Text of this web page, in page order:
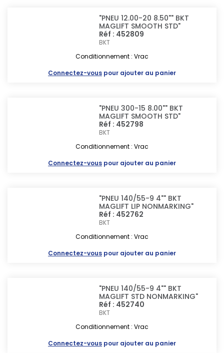
"PNEU 12.00-20 8.50"" BKT
MAGLIFT SMOOTH STD"
Réf : 452809
BKT
Conditionnement : Vrac
Connectez-vous pour ajouter au panier
"PNEU 300-15 8.00"" BKT
MAGLIFT SMOOTH STD"
Réf : 452798
BKT
Conditionnement : Vrac
Connectez-vous pour ajouter au panier
"PNEU 140/55-9 4"" BKT
MAGLIFT LIP NONMARKING"
Réf : 452762
BKT
Conditionnement : Vrac
Connectez-vous pour ajouter au panier
"PNEU 140/55-9 4"" BKT
MAGLIFT STD NONMARKING"
Réf : 452740
BKT
Conditionnement : Vrac
Connectez-vous pour ajouter au panier